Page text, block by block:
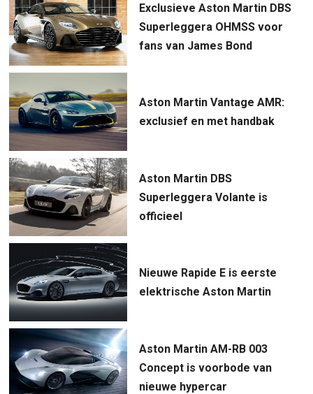
Exclusieve Aston Martin DBS
Superleggera OHMSS voor
fans van James Bond
Aston Martin Vantage AMR:
exclusief en met handbak
Aston Martin DBS
Superleggera Volante is
officieel
Nieuwe Rapide E is eerste
elektrische Aston Martin
Aston Martin AM-RB 003
Concept is voorbode van
nieuwe hypercar